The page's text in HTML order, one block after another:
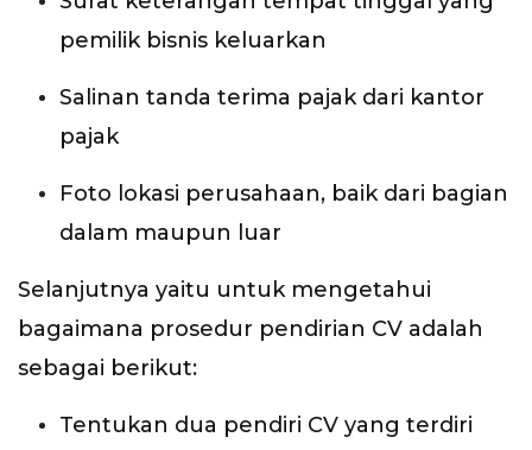
pemilik bisnis keluarkan
Salinan tanda terima pajak dari kantor
pajak
Foto lokasi perusahaan, baik dari bagian
dalam maupun luar
Selanjutnya yaitu untuk mengetahui
bagaimana prosedur pendirian CV adalah
sebagai berikut:
Tentukan dua pendiri CV yang terdiri